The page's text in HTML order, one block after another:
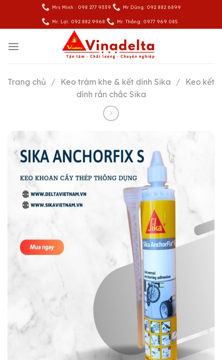
content
Mrs Minh : 098 277 9339 Mr Dũng: 092 882 6899
Mr. Lợi: 092 882 9968 Mr. Thắng: 0977 969 085
Trang chủ / Keo trám khe & kết dính Sika /
Keo kết
dính rắn chắc Sika